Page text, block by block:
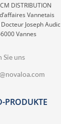
DISTRIBUTION
Vannetais
Joseph Audic
Vannes
Sie uns
PRODUKTE